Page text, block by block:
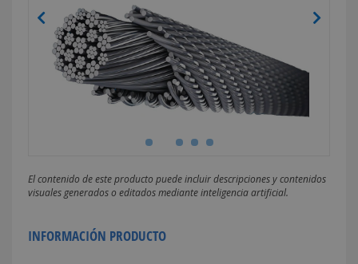
El contenido de este producto puede incluir descripciones y contenidos
visuales generados o editados mediante inteligencia artificial.
INFORMACIÓN PRODUCTO